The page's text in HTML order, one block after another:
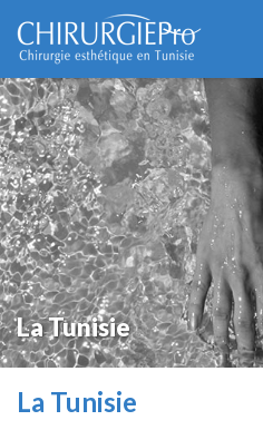
ChirurgiePro
La Tunisie
La Tunisie